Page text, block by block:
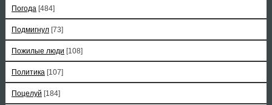
Погода [484]
Подмигнул [73]
Пожилые люди [108]
Политика [107]
Поцелуй [184]